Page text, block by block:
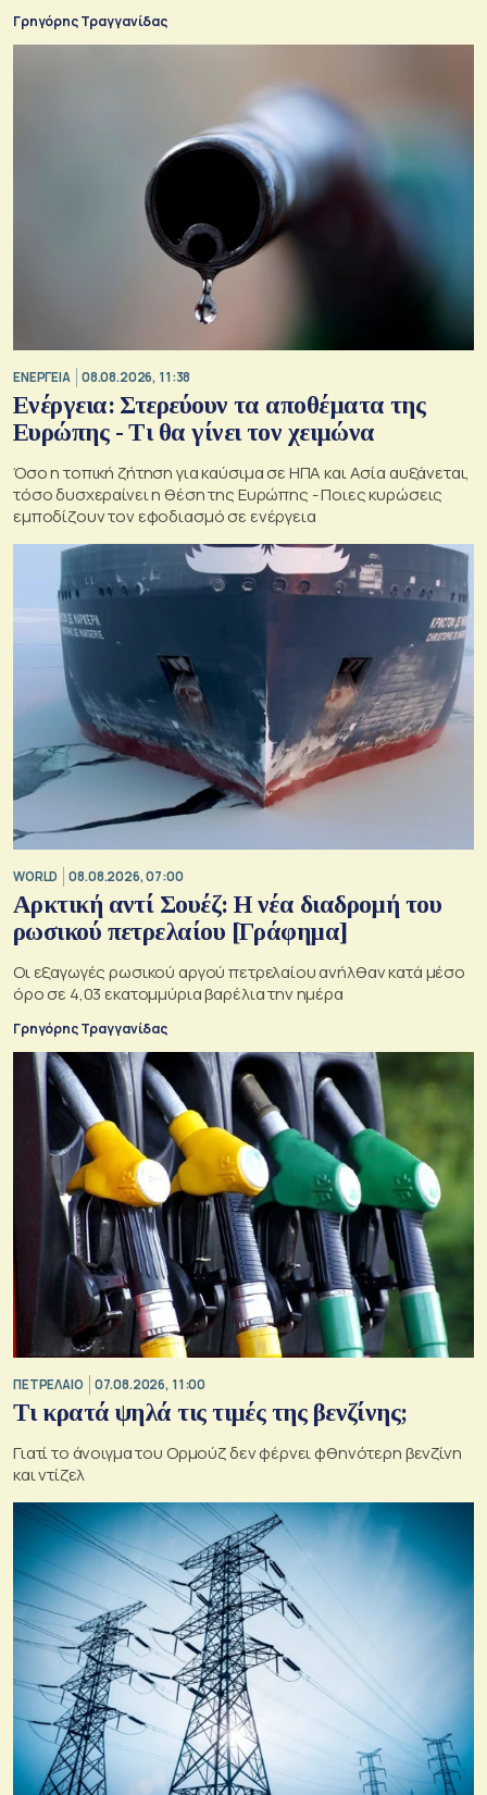
Γρηγόρης Τραγγανίδας
ΕΝΕΡΓΕΙΑ 08.08.2026, 11:38
Ενέργεια: Στερεύουν τα αποθέματα της
Ευρώπης - Τι θα γίνει τον χειμώνα
Όσο η τοπική ζήτηση για καύσιμα σε ΗΠΑ και Ασία αυξάνεται,
τόσο δυσχεραίνει η θέση της Ευρώπης - Ποιες κυρώσεις
εμποδίζουν τον εφοδιασμό σε ενέργεια
WORLD 08.08.2026, 07:00
Αρκτική αντί Σουέζ: Η νέα διαδρομή του
ρωσικού πετρελαίου [Γράφημα]
Οι εξαγωγές ρωσικού αργού πετρελαίου ανήλθαν κατά μέσο
όρο σε 4,03 εκατομμύρια βαρέλια την ημέρα
Γρηγόρης Τραγγανίδας
ΠΕΤΡΕΛΑΙΟ 07.08.2026, 11:00
Τι κρατά ψηλά τις τιμές της βενζίνης;
Γιατί το άνοιγμα του Ορμούζ δεν φέρνει φθηνότερη βενζίνη
και ντίζελ